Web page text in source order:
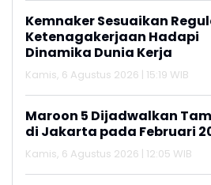
Kemnaker Sesuaikan
Ketenagakerjaan Hadapi
Dinamika Dunia Kerja
Kamis, 6 Agustus 2026 | 15:19 WIB
Maroon 5 Dijadwalkan
di Jakarta pada Februari
Kamis, 6 Agustus 2026 | 12:05 WIB